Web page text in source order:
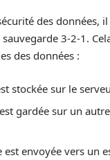
des données,
3-2-1.
des données :
stockée sur le
gardée sur un
envoyée vers un